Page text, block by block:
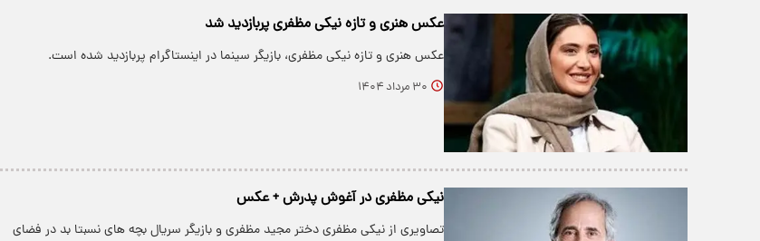
عکس هنری و تازه نیکی مظفری پربازدید شد
عکس هنری و تازه نیکی مظفری، بازیگر سینما در اینستاگرام پربازدید شده است.
۳۰ مرداد ۱۴۰۴
نیکی مظفری در آغوش پدرش + عکس
تصاویری از نیکی مظفری دختر مجید مظفری و بازیگر سریال بچه های نسبتا بد در فضای